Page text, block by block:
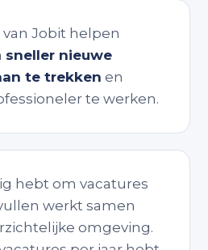
Jobit helpen
sneller nieuwe
te trekken en
te werken.
hebt om vacatures
werkt samen
omgeving.